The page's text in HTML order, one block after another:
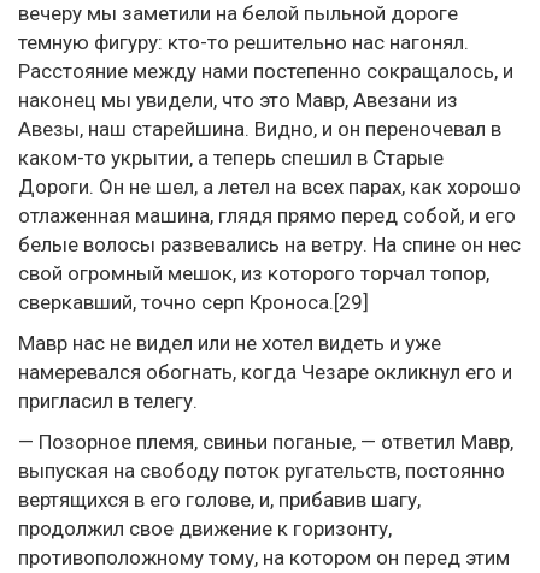
вечеру мы заметили на белой пыльной дороге
темную фигуру: кто-то решительно нас нагонял.
Расстояние между нами постепенно сокращалось, и
наконец мы увидели, что это Мавр, Авезани из
Авезы, наш старейшина. Видно, и он переночевал в
каком-то укрытии, а теперь спешил в Старые
Дороги. Он не шел, а летел на всех парах, как хорошо
отлаженная машина, глядя прямо перед собой, и его
белые волосы развевались на ветру. На спине он нес
свой огромный мешок, из которого торчал топор,
сверкавший, точно серп Кроноса.[29]
Мавр нас не видел или не хотел видеть и уже
намеревался обогнать, когда Чезаре окликнул его и
пригласил в телегу.
— Позорное племя, свиньи поганые, — ответил Мавр,
выпуская на свободу поток ругательств, постоянно
вертящихся в его голове, и, прибавив шагу,
продолжил свое движение к горизонту,
противоположному тому, на котором он перед этим